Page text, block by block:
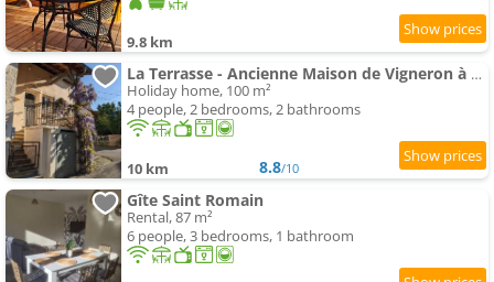
9.8 km
La Terrasse - Ancienne Maison de Vigneron à Saint Gengoux
Holiday home, 100 m²
4 people, 2 bedrooms, 2 bathrooms
10 km 8.8/10
Gîte Saint Romain
Rental, 87 m²
6 people, 3 bedrooms, 1 bathroom